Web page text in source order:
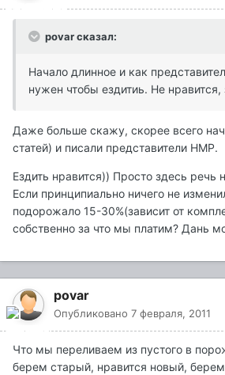
povar сказал:
Начало длинное и как
нужен чтобы ездитиь. Не нравится,
Даже больше скажу, скорее всего
статей) и писали представители НМР.
Ездить нравится)) Просто здесь речь
Если принципиально ничего не
подорожало 15-30%(зависит от
собственно за что мы платим? Дань
povar
Опубликовано 7 февраля, 2011
Что мы переливаем из пустого в
берем старый, нравится новый,